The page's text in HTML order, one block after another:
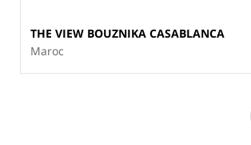
THE VIEW BOUZNIKA CASABLANCA
Maroc